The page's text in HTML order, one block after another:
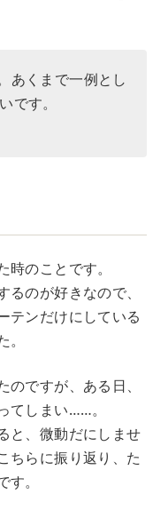
あくまで一例とし
です。
のことです。
のが好きなので、
テンだけにしている
ですが、ある日、
てしまい……。
と、微動だにしませ
ちらに振り返り、た
。